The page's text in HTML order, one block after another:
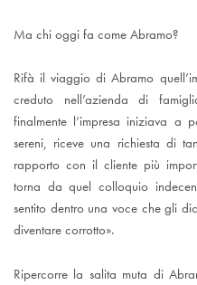
Ma chi oggi fa come Abramo?
Rifà il viaggio di Abramo
creduto nell’azienda di
finalmente l’impresa iniziava a
sereni, riceve una richiesta di
rapporto con il cliente più
torna da quel colloquio
sentito dentro una voce che gli
diventare corrotto».
Ripercorre la salita muta di